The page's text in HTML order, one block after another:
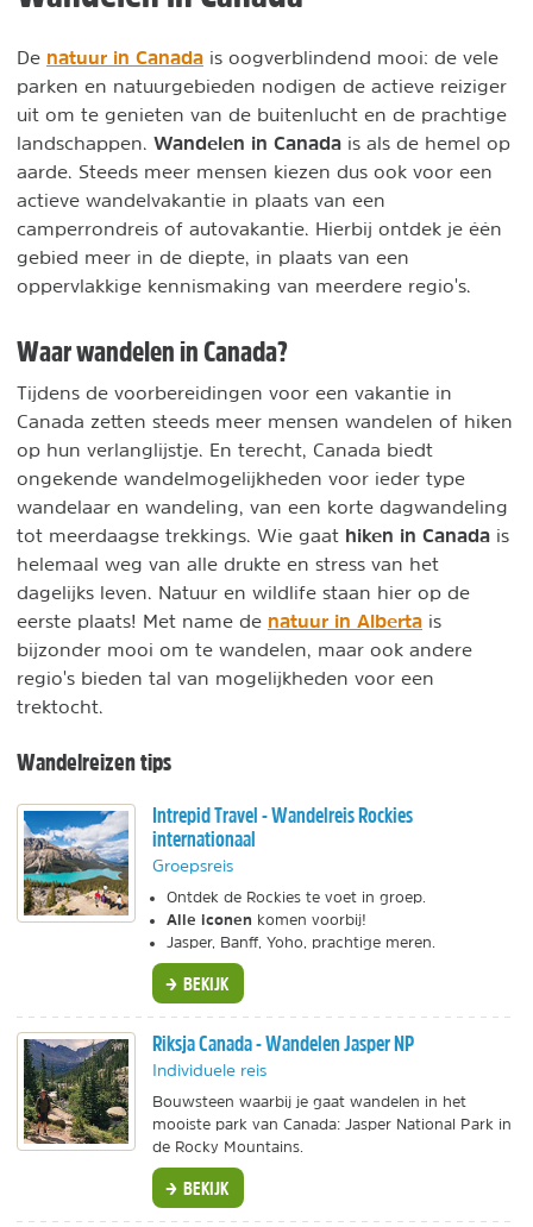
De natuur in Canada is oogverblindend mooi: de vele
parken en natuurgebieden nodigen de actieve reiziger
uit om te genieten van de buitenlucht en de prachtige
landschappen. Wandelen in Canada is als de hemel op
aarde. Steeds meer mensen kiezen dus ook voor een
actieve wandelvakantie in plaats van een
camperrondreis of autovakantie. Hierbij ontdek je één
gebied meer in de diepte, in plaats van een
oppervlakkige kennismaking van meerdere regio's.
Waar wandelen in Canada?
Tijdens de voorbereidingen voor een vakantie in
Canada zetten steeds meer mensen wandelen of hiken
op hun verlanglijstje. En terecht, Canada biedt
ongekende wandelmogelijkheden voor ieder type
wandelaar en wandeling, van een korte dagwandeling
tot meerdaagse trekkings. Wie gaat hiken in Canada is
helemaal weg van alle drukte en stress van het
dagelijks leven. Natuur en wildlife staan hier op de
eerste plaats! Met name de natuur in Alberta is
bijzonder mooi om te wandelen, maar ook andere
regio's bieden tal van mogelijkheden voor een
trektocht.
Wandelreizen tips
Intrepid Travel - Wandelreis Rockies
internationaal
Groepsreis
Ontdek de Rockies te voet in groep.
Alle iconen komen voorbij!
Jasper, Banff, Yoho, prachtige meren.
BEKIJK
Riksja Canada - Wandelen Jasper NP
Individuele reis
Bouwsteen waarbij je gaat wandelen in het
mooiste park van Canada: Jasper National Park in
de Rocky Mountains.
BEKIJK